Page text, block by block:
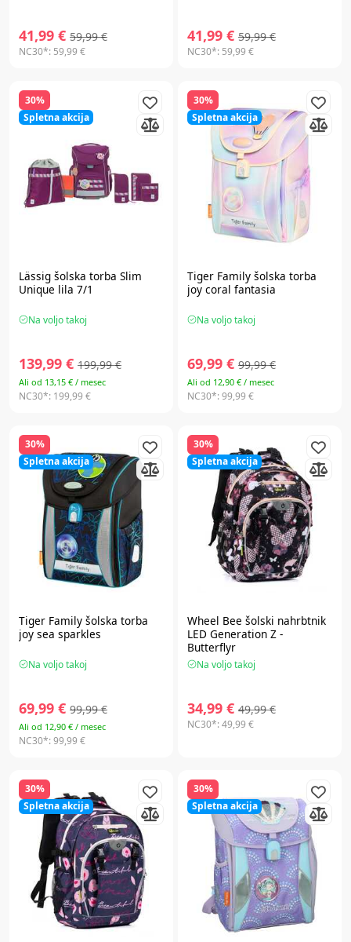
41,99 € 59,99 €
NC30*: 59,99 €
41,99 € 59,99 €
NC30*: 59,99 €
30%
Spletna akcija
Lässig šolska torba Slim
Unique lila 7/1
Na voljo takoj
139,99 € 199,99 €
Ali od 13,15 € / mesec
NC30*: 199,99 €
30%
Spletna akcija
Tiger Family šolska torba
joy coral fantasia
Na voljo takoj
69,99 € 99,99 €
Ali od 12,90 € / mesec
NC30*:99,99 €
30%
Spletna akcija
Tiger Family šolska torba
joy sea sparkles
Na voljo takoj
69,99 € 99,99 €
Ali od 12,90 € / mesec
NC30*:99,99 €
30%
Spletna akcija
Wheel Bee šolski nahrbtnik
LED Generation Z -
Butterflyr
Na voljo takoj
34,99 € 49,99 €
NC30*:49,99 €
30%
Spletna akcija
30%
Spletna akcija